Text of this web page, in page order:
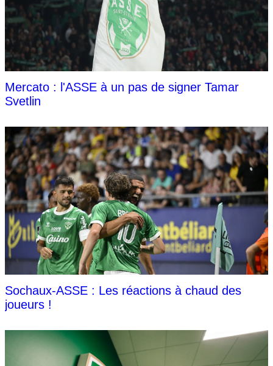
Mercato : l'ASSE à un pas de signer Tamar
Svetlin
Sochaux-ASSE : Les réactions à chaud des
joueurs !